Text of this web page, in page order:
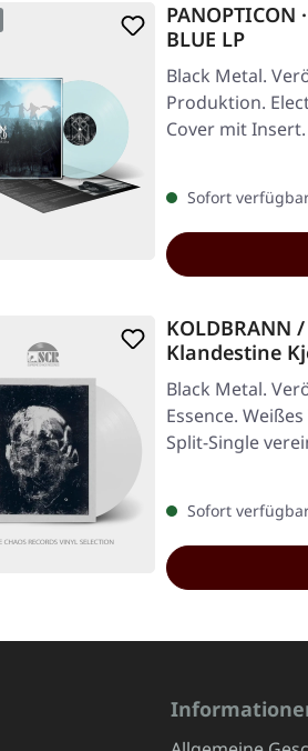
BLUE LP
Black Metal.
Produktion.
Cover mit
Sofort
KOLDBRANN /
Klandestine
7"
Black Metal.
Essence.
Split-Single
Sofort